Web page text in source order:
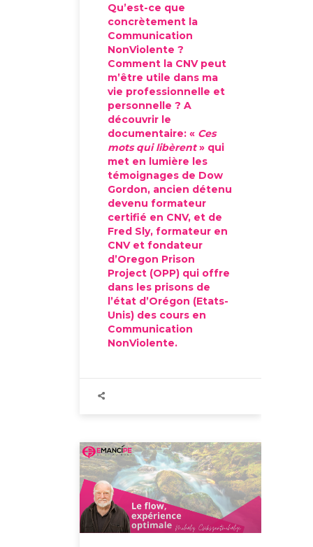
Qu’est-ce que
concrètement la
Communication
NonViolente ?
Comment la CNV peut
m’être utile dans ma
vie professionnelle et
personnelle ? A
découvrir le
documentaire: « Ces
mots qui libèrent» qui
met en lumière les
témoignages de Dow
Gordon, ancien détenu
devenu formateur
certifié en CNV, et de
Fred Sly, formateur en
CNV et fondateur
d’Oregon Prison
Project (OPP) qui offre
dans les prisons de
l’état d’Orégon (Etats-
Unis) des cours en
Communication
NonViolente.